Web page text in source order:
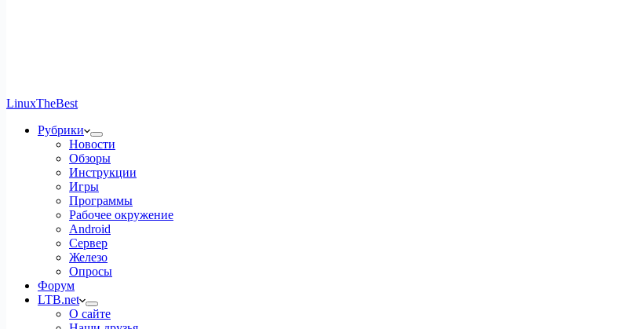
LinuxTheBest
Рубрики
Новости
Обзоры
Инструкции
Игры
Программы
Рабочее окружение
Android
Сервер
Железо
Опросы
Форум
LTB.net
О сайте